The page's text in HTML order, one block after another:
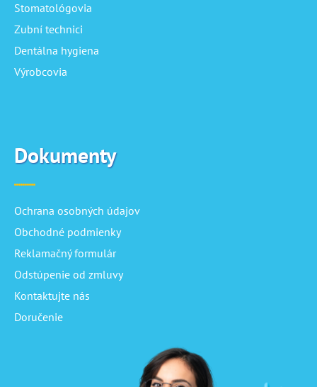
Stomatológovia
Zubní technici
Dentálna hygiena
Výrobcovia
Dokumenty
Ochrana osobných údajov
Obchodné podmienky
Reklamačný formulár
Odstúpenie od zmluvy
Kontaktujte nás
Doručenie